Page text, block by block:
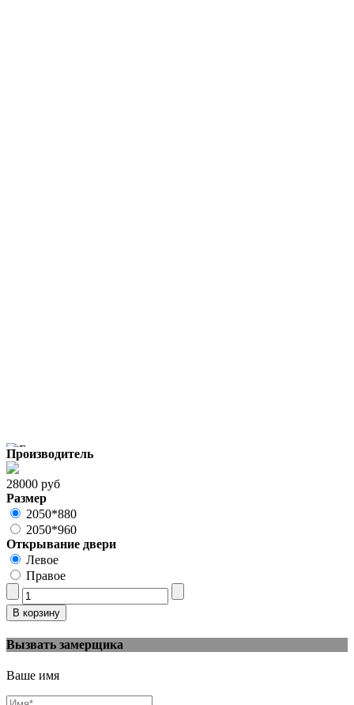
Производитель
28000 руб
Размер
2050*880
2050*960
Открывание двери
Левое
Правое
Вызвать замерщика
Ваше имя